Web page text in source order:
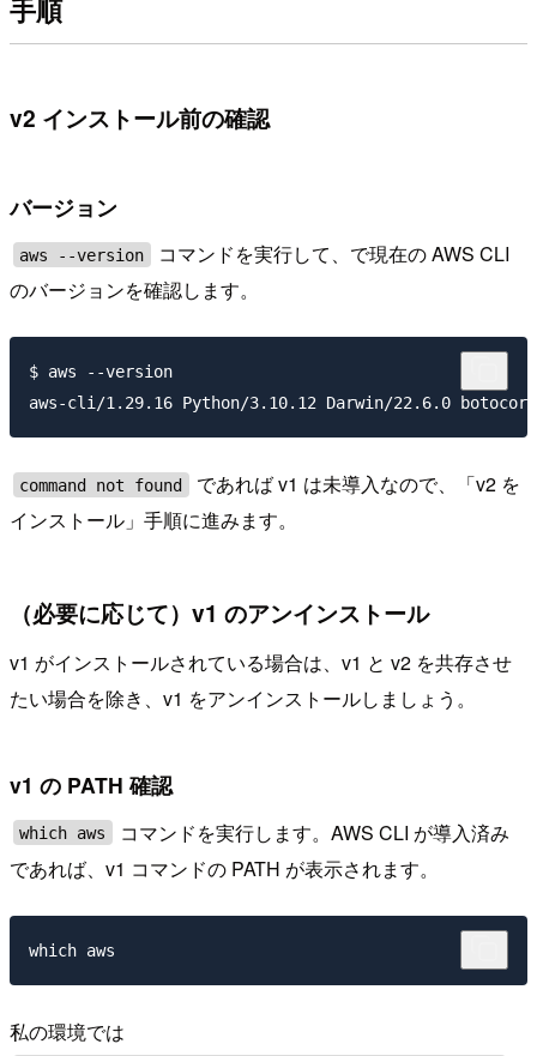
手順
v2 インストール前の確認
バージョン
aws --version
コマンドを実行して、で現在の AWS CLI
のバージョンを確認します。
$ aws --version
command not found
であれば v1 は未導入なので、「v2 を
インストール」手順に進みます。
（必要に応じて）v1 のアンインストール
v1 がインストールされている場合は、v1 と v2 を共存させ
たい場合を除き、v1 をアンインストールしましょう。
v1 の PATH 確認
which aws
コマンドを実行します。AWS CLI が導入済み
であれば、v1 コマンドの PATH が表示されます。
私の環境では